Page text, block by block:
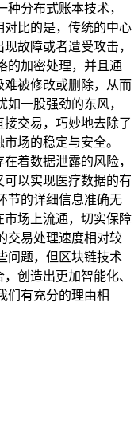
分布式账本技术，
比的是，传统的中心
故障或者遭受攻击，
的加密处理，并且通
被修改或删除，从而
一股强劲的东风，
交易，巧妙地去除了
场的稳定与安全。
着数据泄露的风险，
以实现医疗数据的有
节的详细信息准确无
场上流通，切实保障
交易处理速度相对较
问题，但区块链技术
创造出更加智能化、
们有充分的理由相